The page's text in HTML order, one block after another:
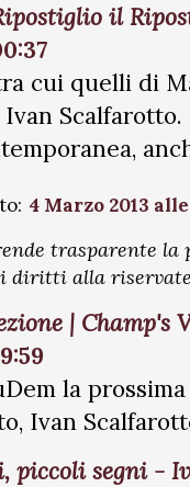
il
cui quelli di
Ivan
4 Marzo 2013 alle
trasparente
diritti alla
| Champ's
la
Ivan
piccoli segni -